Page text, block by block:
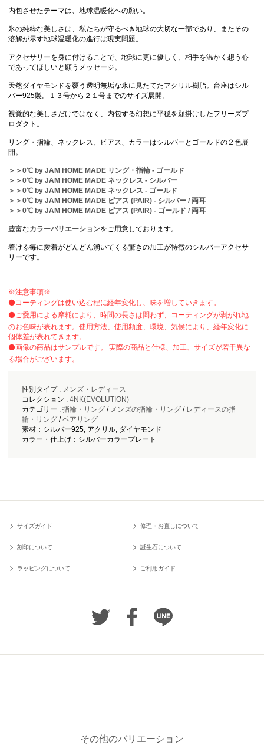
内包させたテーマは、地球温暖化への願い。
氷の純粋な美しさは、私たちが守るべき地球の大切な一部であり、またその
溶解が示す地球温暖化の進行は現実問題。
アクセサリーを身に付けることで、地球に更に優しく、相手を温かく想う心
であってほしいと願うメッセージ。
天然ダイヤモンドを覆う透明無垢な氷に見たてたアクリル樹脂。台座はシル
バー925製。１３号から２１号までのサイズ展開。
視覚的な美しさだけではなく、内包する幻想に平穏を願掛けしたフリーズプ
ロダクト。
リング・指輪、ネックレス、ピアス、カラーはシルバーとゴールドの２色展
開。
＞＞0℃ by JAM HOME MADE リング・指輪 - ゴールド
＞＞0℃ by JAM HOME MADE ネックレス - シルバー
＞＞0℃ by JAM HOME MADE ネックレス - ゴールド
＞＞0℃ by JAM HOME MADE ピアス (PAIR) - シルバー / 両耳
＞＞0℃ by JAM HOME MADE ピアス (PAIR) - ゴールド / 両耳
豊富なカラーバリエーションをご用意しております。
着ける毎に愛着がどんどん湧いてくる驚きの加工が特徴のシルバーアクセサ
リーです。
※注意事項※
⚫️コーティングは使い込む程に経年変化し、味を増していきます。
⚫️ご愛用による摩耗により、時間の長さは問わず、コーティングが剥がれ地
のお色味が表れます。使用方法、使用頻度、環境、気候により、経年変化に
個体差が表れてきます。
⚫️画像の商品はサンプルです。 実際の商品と仕様、加工、サイズが若干異な
る場合がございます。
性別タイプ : メンズ・ レディース
コレクション : 4NK(EVOLUTION)
カテゴリー : 指輪・リング/ メンズの指輪・リング/ レディースの指
輪・リング/ペアリング
素材：シルバー925, アクリル, ダイヤモンド
カラー・仕上げ：シルバーカラープレート
サイズガイド 修理・お直しについて
刻印について 誕生石について
ラッピングについて ご利用ガイド
その他のバリエーション